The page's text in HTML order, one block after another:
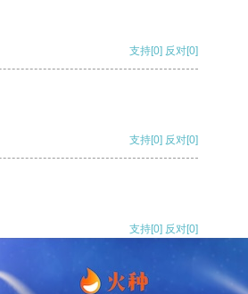
支持[0] 反对[0]
支持[0] 反对[0]
支持[0] 反对[0]